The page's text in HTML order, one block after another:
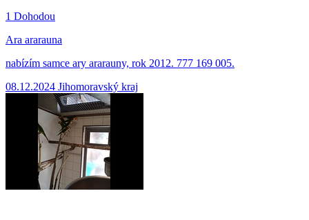
1 Dohodou
Ara ararauna
nabízím samce ary ararauny, rok 2012. 777 169 005.
08.12.2024 Jihomoravský kraj